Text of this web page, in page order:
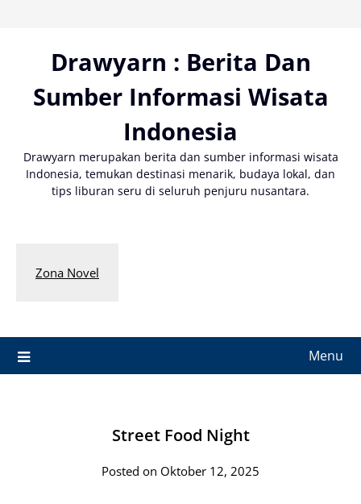
Drawyarn : Berita Dan
Sumber Informasi Wisata
Indonesia
Drawyarn merupakan berita dan sumber informasi wisata
Indonesia, temukan destinasi menarik, budaya lokal, dan
tips liburan seru di seluruh penjuru nusantara.
Zona Novel
Menu
Street Food Night
Posted on Oktober 12, 2025